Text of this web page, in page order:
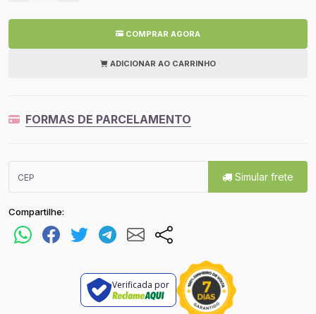
COMPRAR AGORA
ADICIONAR AO CARRINHO
FORMAS DE PARCELAMENTO
Simular frete
Compartilhe:
Verificada por